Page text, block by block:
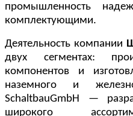
промышленность
комплектующими.
Деятельность компании
двух сегментах:
компонентов и
наземного и
SchaltbauGmbH —
широкого